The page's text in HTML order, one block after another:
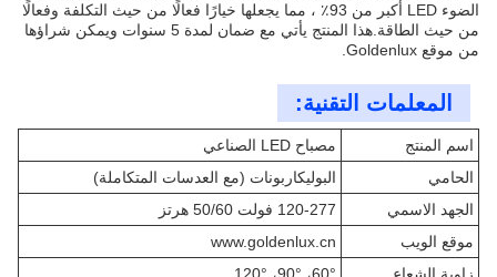
الضوء LED أكبر من 93٪ ، مما يجعلها خيارًا فعالًا من حيث التكلفة وفعالًا
من حيث الطاقة.هذا المنتج يأتي مع ضمان لمدة 5 سنوات ويمكن شراؤها
من موقع Goldenlux.
المعلمات التقنية:
اسم المنتج
مصباح LED الصناعي
الحامي
البوليكاربونات (مع العدسات المتكاملة)
الجهد الاسمي
120-277 فولت 50/60 هرتز
موقع الويب
www.goldenlux.cn